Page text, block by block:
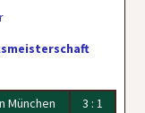
München 3 : 1